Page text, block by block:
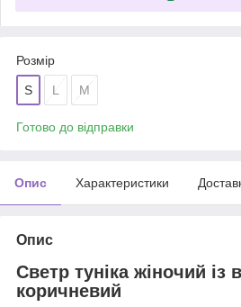
Розмір
S L M
Готово до відправки
Опис Характеристики
Опис
Светр туніка жіночий із
коричневий